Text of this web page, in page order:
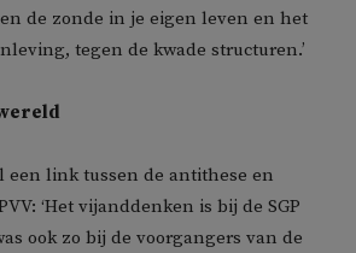
de zonde in je eigen leven en het
tegen de kwade structuren.’
een link tussen de antithese en
‘Het vijanddenken is bij de SGP
ook zo bij de voorgangers van de